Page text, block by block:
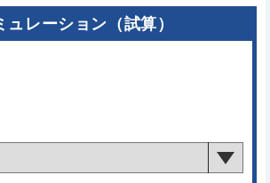
ュレーション（試算）